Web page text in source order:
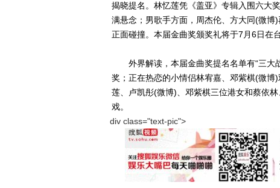
揭晓提名。林忆莲凭《盖亚》专辑入围六大
满悬念；男歌手方面，周杰伦、方大同(微
正面碰撞。本届金曲奖颁奖礼将于7月6日在
外界解读，本届金曲奖提名名单有“三大
奖；正在热恋的小情侣林宥嘉、邓紫棋(微
莲、卢凯彤(微博)、邓紫棋三位港女和蔡依
戏。
div class="text-pic">